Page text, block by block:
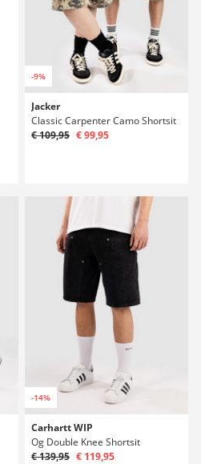
-9%
Jacker
Classic Carpenter Camo Shortsit
€ 109,95 € 99,95
-14%
Carhartt WIP
Og Double Knee Shortsit
€ 139,95 € 119,95